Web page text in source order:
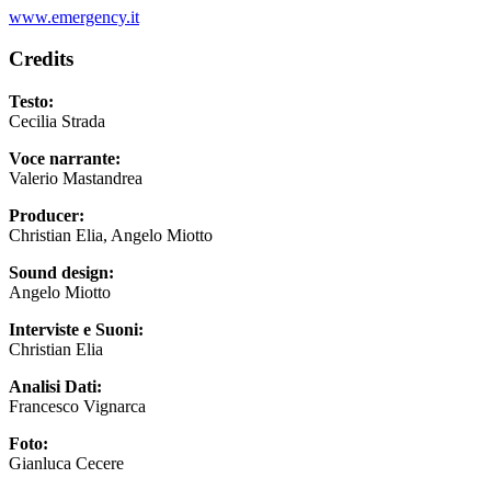
www.emergency.it
Credits
Testo:
Cecilia Strada
Voce narrante:
Valerio Mastandrea
Producer:
Christian Elia, Angelo Miotto
Sound design:
Angelo Miotto
Interviste e Suoni:
Christian Elia
Analisi Dati:
Francesco Vignarca
Foto:
Gianluca Cecere